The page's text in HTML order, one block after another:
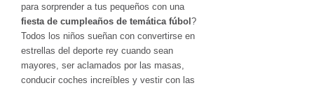
para sorprender a tus pequeños con una
fiesta de cumpleaños de temática fúbol?
Todos los niños sueñan con convertirse en
estrellas del deporte rey cuando sean
mayores, ser aclamados por las masas,
conducir coches increíbles y vestir con las